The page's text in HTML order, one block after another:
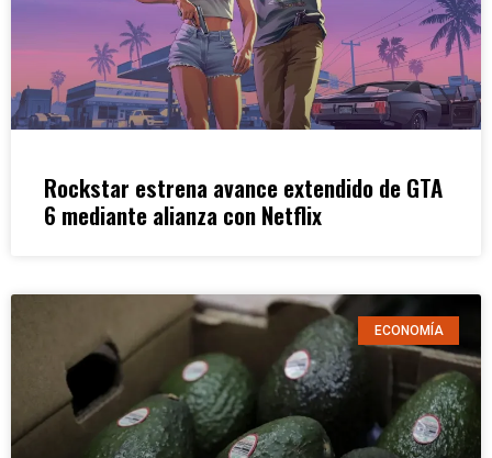
Rockstar estrena avance extendido de GTA
6 mediante alianza con Netflix
ECONOMÍA